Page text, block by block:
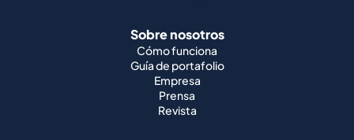
Sobre nosotros
Cómo funciona
Guía de portafolio
Empresa
Prensa
Revista